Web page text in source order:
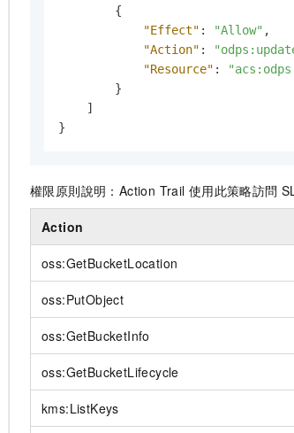
{
"Effect" : "Allow" ,
"Action" :
"Resource" :
}
]
}
權限原則說明：Action Trail 使用此策略訪問
Action
oss:GetBucketLocation
oss:PutObject
oss:GetBucketInfo
oss:GetBucketLifecycle
kms:ListKeys